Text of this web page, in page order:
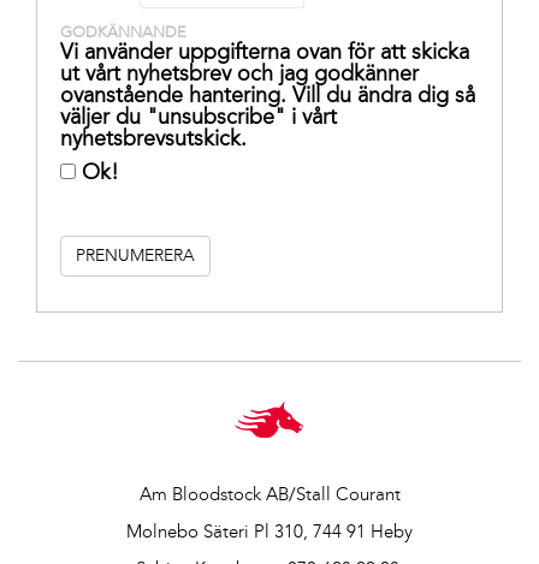
GODKÄNNANDE
Vi använder uppgifterna ovan för att skicka
ut vårt nyhetsbrev och jag godkänner
ovanstående hantering. Vill du ändra dig så
väljer du "unsubscribe" i vårt
nyhetsbrevsutskick.
Ok!
Am Bloodstock AB/Stall Courant
Molnebo Säteri Pl 310, 744 91 Heby